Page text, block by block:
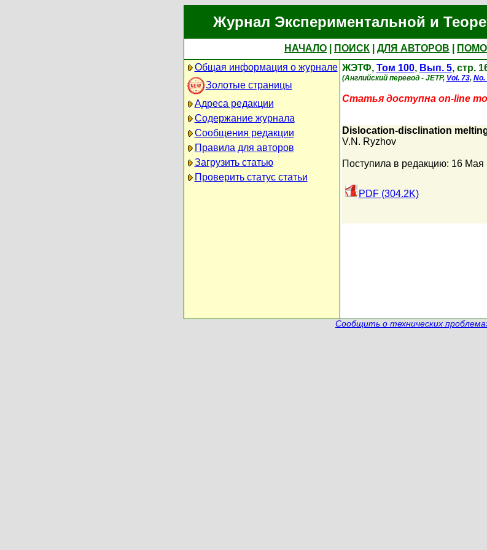
Журнал Экспериментальной и
НАЧАЛО ПОИСК ДЛЯ АВТОРОВ
Общая информация о журнале
Золотые страницы
Адреса редакции
Содержание журнала
Сообщения редакции
Правила для авторов
Загрузить статью
Проверить статус статьи
ЖЭТФ, Том 100, Вып. 5, стр.
(Английский перевод - JETP, Vol. 73, No.
Статья доступна on-line
Dislocation-disclination
V.N. Ryzhov
Поступила в редакцию: 16 Мая
PDF (304.2K)
Сообщить о технических